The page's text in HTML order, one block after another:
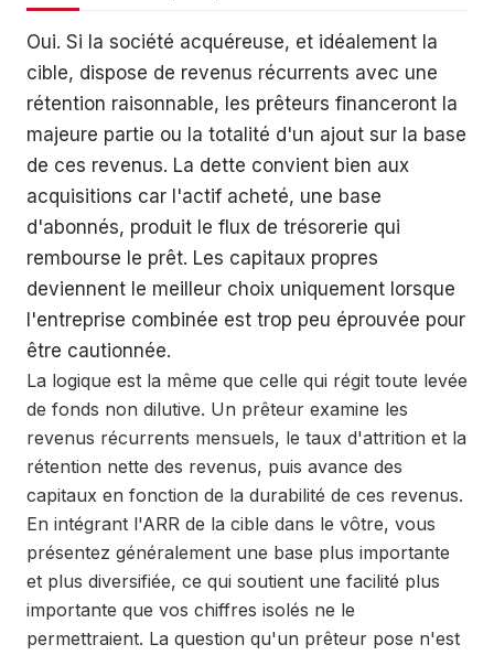
Oui. Si la société acquéreuse, et idéalement la
cible, dispose de revenus récurrents avec une
rétention raisonnable, les prêteurs financeront la
majeure partie ou la totalité d'un ajout sur la base
de ces revenus. La dette convient bien aux
acquisitions car l'actif acheté, une base
d'abonnés, produit le flux de trésorerie qui
rembourse le prêt. Les capitaux propres
deviennent le meilleur choix uniquement lorsque
l'entreprise combinée est trop peu éprouvée pour
être cautionnée.
La logique est la même que celle qui régit toute levée
de fonds non dilutive. Un prêteur examine les
revenus récurrents mensuels, le taux d'attrition et la
rétention nette des revenus, puis avance des
capitaux en fonction de la durabilité de ces revenus.
En intégrant l'ARR de la cible dans le vôtre, vous
présentez généralement une base plus importante
et plus diversifiée, ce qui soutient une facilité plus
importante que vos chiffres isolés ne le
permettraient. La question qu'un prêteur pose n'est